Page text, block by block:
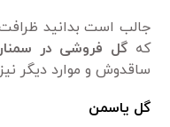
جالب است بدانید
کهگل فروشی در
ساقدوش و موارد دیگر
گل یاسمن